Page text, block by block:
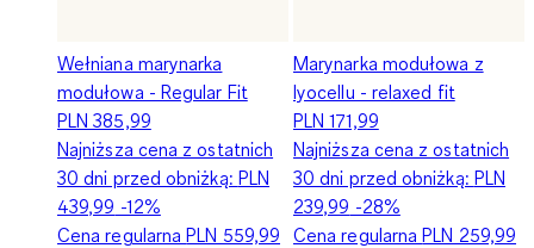
Wełniana marynarka
modułowa - Regular Fit
PLN 385,99
Najniższa cena z ostatnich
30 dni przed obniżką: PLN
439,99 -12%
Cena regularnaPLN 559,99
Marynarka modułowa z
lyocellu - relaxed fit
PLN 171,99
Najniższa cena z ostatnich
30 dni przed obniżką: PLN
239,99 -28%
Cena regularnaPLN 259,99